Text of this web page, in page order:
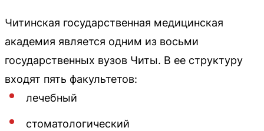
Читинская государственная медицинская
академия является одним из восьми
государственных вузов Читы. В ее структуру
входят пять факультетов:
лечебный
стоматологический